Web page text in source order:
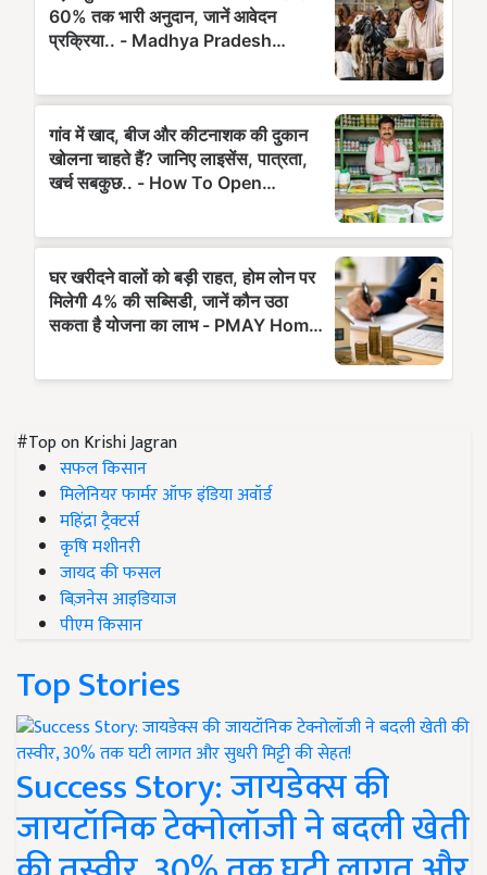
#Top on Krishi Jagran
सफल किसान
मिलेनियर फार्मर ऑफ इंडिया अवॉर्ड
महिंद्रा ट्रैक्टर्स
कृषि मशीनरी
जायद की फसल
बिज़नेस आइडियाज
पीएम किसान
Top Stories
Success Story: जायडेक्स की
जायटॉनिक टेक्नोलॉजी ने बदली खेती